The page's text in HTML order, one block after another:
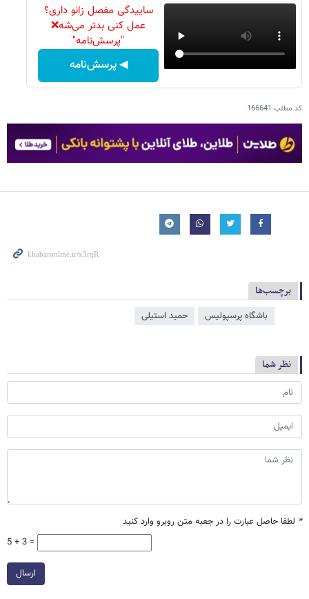
ساییدگی مفصل زانو داری؟
عمل کنی بدتر می‌شه❌
"پرسش‌نامه"
◀ پرسش‌نامه
کد مطلب 166641
برچسب‌ها
باشگاه پرسپولیس حمید استیلی
نظر شما
* لطفا حاصل عبارت را در جعبه متن روبرو وارد کنید
5 + 3 =
ارسال